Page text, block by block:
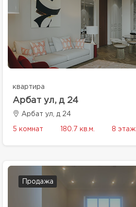
квартира
Арбат ул, д 24
Арбат ул, д 24
5 комнат 180.7 кв.м. 8 этаж
Продажа